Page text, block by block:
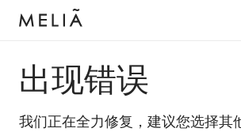
出现错误
我们正在全力修复，建议您选择其